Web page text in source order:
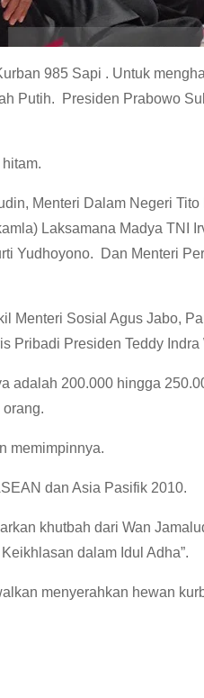
985 Sapi . Untuk
Putih. Presiden Prabowo
Menteri Dalam Negeri Tito
Laksamana Madya TNI
Yudhoyono. Dan Menteri
Menteri Sosial Agus Jabo,
Pribadi Presiden Teddy Indra
adalah 200.000 hingga
memimpinnya.
dan Asia Pasifik 2010.
khutbah dari Wan
dalam Idul Adha”.
menyerahkan hewan